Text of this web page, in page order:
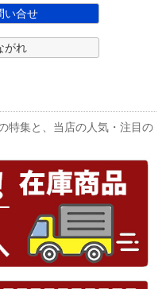
い合せ
がれ
特集と、当店の人気・注目の